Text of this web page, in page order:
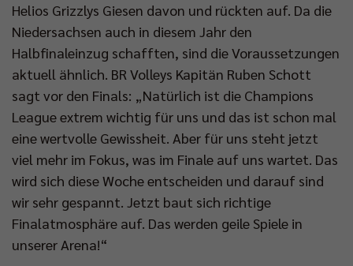
Helios Grizzlys Giesen davon und rückten auf. Da die
Niedersachsen auch in diesem Jahr den
Halbfinaleinzug schafften, sind die Voraussetzungen
aktuell ähnlich. BR Volleys Kapitän Ruben Schott
sagt vor den Finals: „Natürlich ist die Champions
League extrem wichtig für uns und das ist schon mal
eine wertvolle Gewissheit. Aber für uns steht jetzt
viel mehr im Fokus, was im Finale auf uns wartet. Das
wird sich diese Woche entscheiden und darauf sind
wir sehr gespannt. Jetzt baut sich richtige
Finalatmosphäre auf. Das werden geile Spiele in
unserer Arena!“